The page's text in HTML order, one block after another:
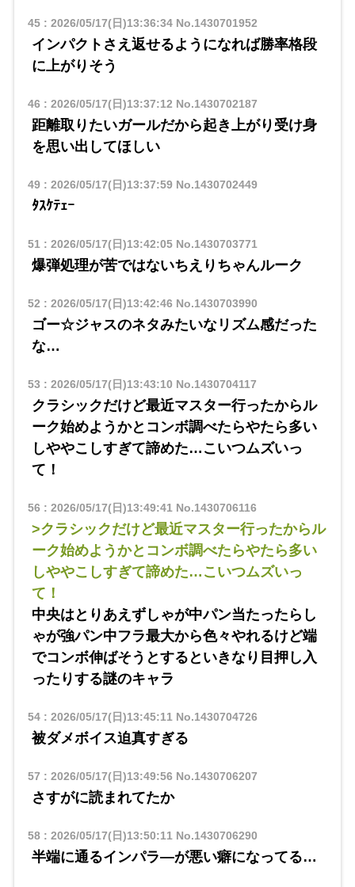
45: 2026/05/17(日)13:36:34No.1430701952
インパクトさえ返せるようになれば勝率格段
に上がりそう
46 : 2026/05/17(日)13:37:12 No.1430702187
距離取りたいガールだから起き上がり受け身
を思い出してほしい
49: 2026/05/17(日)13:37:59No.1430702449
ﾀｽｹﾃｪｰ
51 : 2026/05/17(日)13:42:05No.1430703771
爆弾処理が苦ではないちえりちゃんルーク
52 : 2026/05/17(日)13:42:46 No.1430703990
ゴー☆ジャスのネタみたいなリズム感だった
な…
53 : 2026/05/17(日)13:43:10 No.1430704117
クラシックだけど最近マスター行ったからル
ーク始めようかとコンボ調べたらやたら多い
しややこしすぎて諦めた…こいつムズいっ
て！
56 : 2026/05/17(日)13:49:41 No.1430706116
>クラシックだけど最近マスター行ったからル
ーク始めようかとコンボ調べたらやたら多い
しややこしすぎて諦めた…こいつムズいっ
て！
中央はとりあえずしゃが中パン当たったらし
ゃが強パン中フラ最大から色々やれるけど端
でコンボ伸ばそうとするといきなり目押し入
ったりする謎のキャラ
54: 2026/05/17(日)13:45:11 No.1430704726
被ダメボイス迫真すぎる
57 : 2026/05/17(日)13:49:56 No.1430706207
さすがに読まれてたか
58: 2026/05/17(日)13:50:11 No.1430706290
半端に通るインパラ―が悪い癖になってる…